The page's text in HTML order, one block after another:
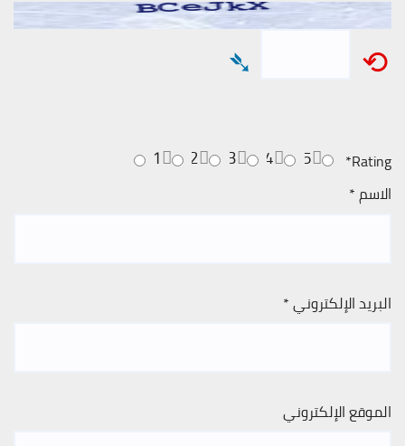
⟲
➴
Rating
*
5
4
3
2
1
الاسم*
البريد الإلكتروني*
الموقع الإلكتروني